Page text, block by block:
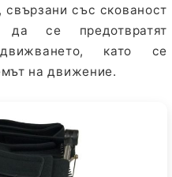
със скованост
се предотвратят
като се
на движение.